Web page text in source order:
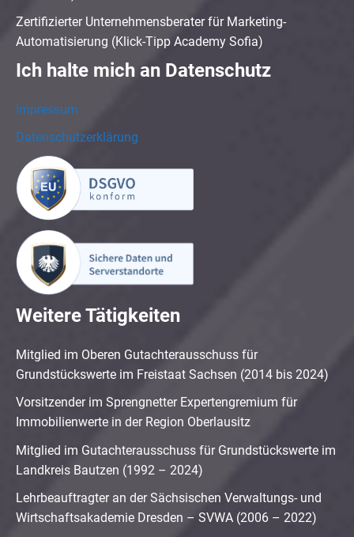
Zertifizierter Unternehmensberater für Marketing-
Automatisierung (Klick-Tipp Academy Sofia)
Ich halte mich an Datenschutz
Impressum
Datenschutzerklärung
Weitere Tätigkeiten
Mitglied im Oberen Gutachterausschuss für
Grundstückswerte im Freistaat Sachsen (2014 bis 2024)
Vorsitzender im Sprengnetter Expertengremium für
Immobilienwerte in der Region Oberlausitz
Mitglied im Gutachterausschuss für Grundstückswerte im
Landkreis Bautzen (1992 – 2024)
Lehrbeauftragter an der Sächsischen Verwaltungs- und
Wirtschaftsakademie Dresden – SVWA (2006 – 2022)